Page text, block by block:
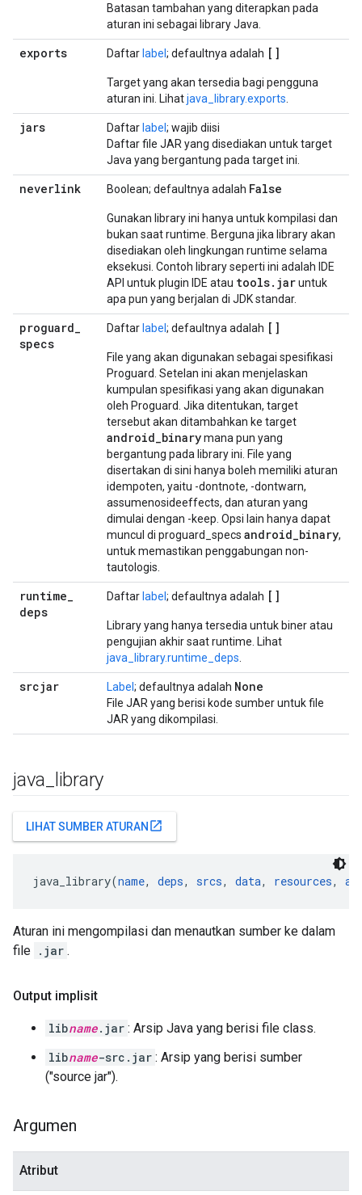
Batasan tambahan yang diterapkan pada
aturan ini sebagai library Java.
exports Daftar label ; defaultnya adalah []
Target yang akan tersedia bagi pengguna
aturan ini. Lihatjava_library.exports
jars Daftar label ; wajib diisi
Daftar file JAR yang disediakan untuk target
Java yang bergantung pada target ini.
neverlink Boolean; defaultnya adalah False
Gunakan library ini hanya untuk kompilasi dan
bukan saat runtime. Berguna jika library akan
disediakan oleh lingkungan runtime selama
eksekusi. Contoh library seperti ini adalah IDE
API untuk plugin IDE atau tools. jaruntuk
apa pun yang berjalan di JDK standar.
proguard_
specs
Daftar label ; defaultnya adalah []
File yang akan digunakan sebagai spesifikasi
Proguard. Setelan ini akan menjelaskan
kumpulan spesifikasi yang akan digunakan
oleh Proguard. Jika ditentukan, target
tersebut akan ditambahkan ke target
android_binarymana pun yang
bergantung pada library ini. File yang
disertakan di sini hanya boleh memiliki aturan
idempoten, yaitu -dontnote, -dontwarn,
assumenosideeffects, dan aturan yang
dimulai dengan -keep. Opsi lain hanya dapat
muncul di proguard_specs android_binary,
untuk memastikan penggabungan non-
tautologis.
runtime_
deps
Daftar label ; defaultnya adalah []
Library yang hanya tersedia untuk biner atau
pengujian akhir saat runtime. Lihat
java_library.runtime_deps
srcjar Label ; defaultnya adalah None
File JAR yang berisi kode sumber untuk file
JAR yang dikompilasi.
java library
LIHAT SUMBER ATURAN open_in_new
java_library(name, deps, srcs, data, resources,
Aturan ini mengompilasi dan menautkan sumber ke dalam
file .jar .
Output implisit
libname.jar : Arsip Java yang berisi file class.
libname-src.jar : Arsip yang berisi sumber
("source jar").
Argumen
Atribut